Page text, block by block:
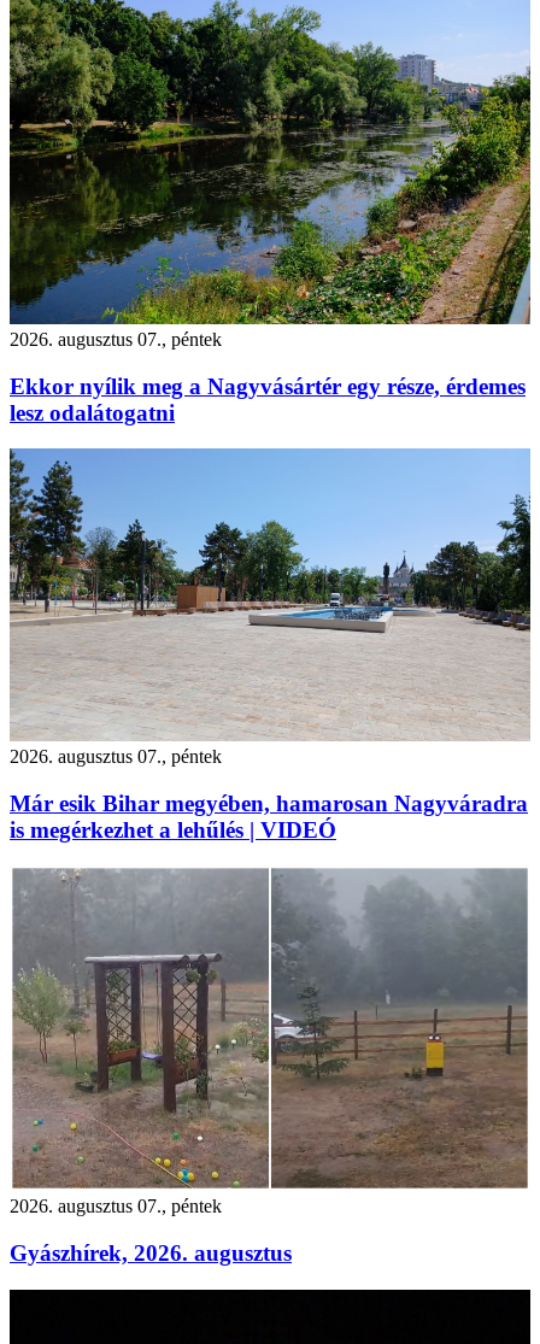
2026. augusztus 07., péntek
Ekkor nyílik meg a Nagyvásártér egy része, érdemes
lesz odalátogatni
2026. augusztus 07., péntek
Már esik Bihar megyében, hamarosan Nagyváradra
is megérkezhet a lehűlés | VIDEÓ
2026. augusztus 07., péntek
Gyászhírek, 2026. augusztus